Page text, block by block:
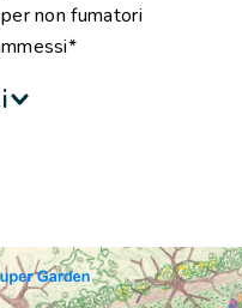
non fumatori
con giochi di luce
a sud-ovest, verso il